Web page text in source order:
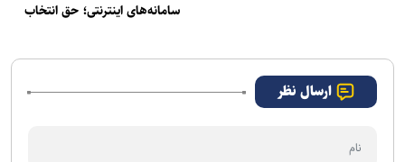
سامانه‌های اینترنتی؛ حق انتخاب
شد
ارسال نظر